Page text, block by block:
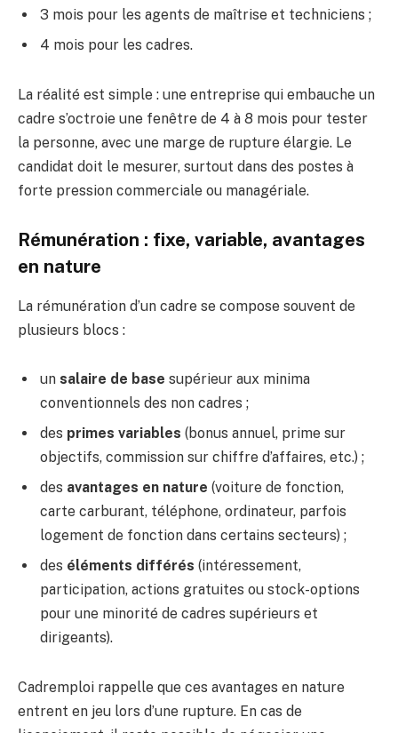
3 mois pour les agents de maîtrise et techniciens ;
4 mois pour les cadres.
La réalité est simple : une entreprise qui embauche un
cadre s’octroie une fenêtre de 4 à 8 mois pour tester
la personne, avec une marge de rupture élargie. Le
candidat doit le mesurer, surtout dans des postes à
forte pression commerciale ou managériale.
Rémunération : fixe, variable, avantages
en nature
La rémunération d’un cadre se compose souvent de
plusieurs blocs :
un salaire de base supérieur aux minima
conventionnels des non cadres ;
des primes variables (bonus annuel, prime sur
objectifs, commission sur chiffre d’affaires, etc.) ;
des avantages en nature (voiture de fonction,
carte carburant, téléphone, ordinateur, parfois
logement de fonction dans certains secteurs) ;
des éléments différés (intéressement,
participation, actions gratuites ou stock-options
pour une minorité de cadres supérieurs et
dirigeants).
Cadremploi rappelle que ces avantages en nature
entrent en jeu lors d’une rupture. En cas de